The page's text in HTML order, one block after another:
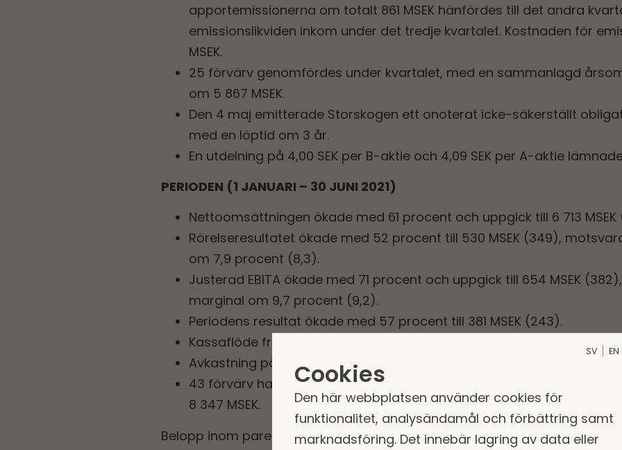
apportemissionerna om totalt 861 MSEK hänfördes till det andra
emissionslikviden inkom under det tredje kvartalet. Kostnaden för
MSEK.
25 förvärv genomfördes under kvartalet, med en sammanlagd
om 5 867 MSEK.
Den 4 maj emitterade Storskogen ett onoterat icke-säkerställt
med en löptid om 3 år.
En utdelning på 4,00 SEK per B-aktie och 4,09 SEK per A-aktie
PERIODEN (1 JANUARI – 30 JUNI 2021)
Nettoomsättningen ökade med 61 procent och uppgick till 6 713 MSEK
Rörelseresultatet ökade med 52 procent till 530 MSEK (349),
om 7,9 procent (8,3).
Justerad EBITA ökade med 71 procent och uppgick till 654 MSEK
marginal om 9,7 procent (9,2).
Periodens resultat ökade med 57 procent till 381 MSEK (243).
Kassaflöde från den löpande verksamheten uppgick till 1 088 MSEK
Avkastning på genomsnittligt eget kapital uppgick till 12,6 procent
43 förvärv har genomförts sedan årets början, med en total
8 347 MSEK.
Belopp inom parentes i avser motsvarande period 2020.
SV EN
Cookies
Den här webbplatsen använder cookies för
funktionalitet, analysändamål och förbättring samt
marknadsföring. Det innebär lagring av data eller